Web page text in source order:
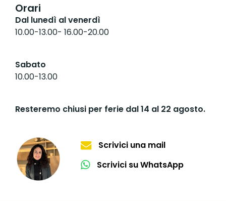
Orari
Dal lunedì al venerdì
10.00-13.00- 16.00-20.00
Sabato
10.00-13.00
Resteremo chiusi per ferie dal 14 al 22 agosto.
Scrivici una mail
Scrivici su WhatsApp